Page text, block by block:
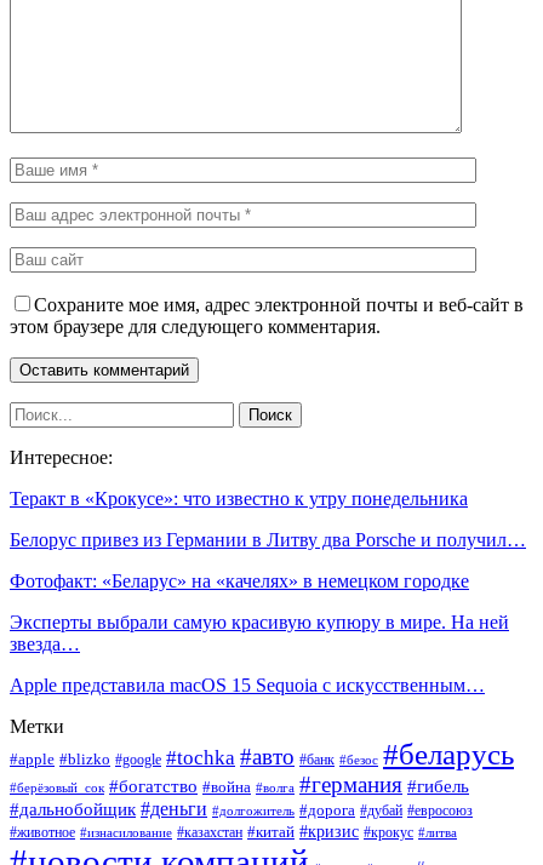
Сохраните мое имя, адрес электронной почты и веб-сайт в
этом браузере для следующего комментария.
Интересное:
Теракт в «Крокусе»: что известно к утру понедельника
Белорус привез из Германии в Литву два Porsche и получил…
Фотофакт: «Беларус» на «качелях» в немецком городке
Эксперты выбрали самую красивую купюру в мире. На ней
звезда…
Apple представила macOS 15 Sequoia с искусственным…
Метки
#apple #blizko #google #tochka #авто #банк #безос #беларусь
#берёзовый_сок #богатство #война #волга #германия #гибель
#дальнобойщик #деньги #долгожитель #дорога #дубай #евросоюз
#животное #изнасилование #казахстан #китай #кризис #крокус #литва